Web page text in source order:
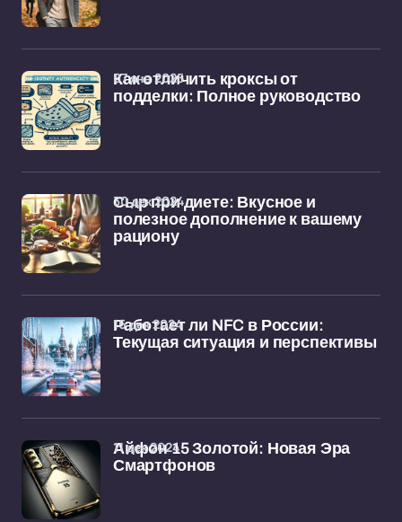
Как отличить кроксы от
подделки: Полное руководство
07 янв 2025
Сыр при диете: Вкусное и
полезное дополнение к вашему
рациону
30 дек 2024
Работает ли NFC в России:
Текущая ситуация и перспективы
16 дек 2024
Айфон 15 Золотой: Новая Эра
Смартфонов
11 дек 2024